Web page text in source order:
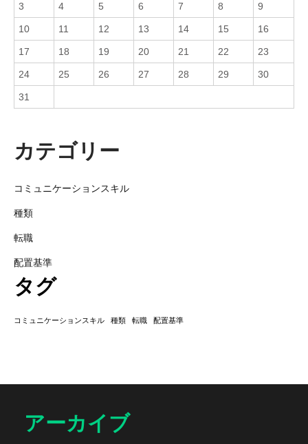
3 4 5 6 7 8 9
10 11 12 13 14 15 16
17 18 19 20 21 22 23
24 25 26 27 28 29 30
31
カテゴリー
コミュニケーションスキル
種類
転職
配置基準
タグ
コミュニケーションスキル 種類 転職 配置基準
アーカイブ